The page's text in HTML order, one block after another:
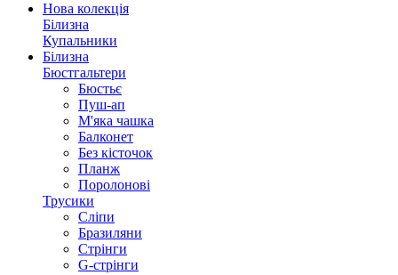
Нова колекція
Білизна
Купальники
Білизна
Бюстгальтери
Бюстьє
Пуш-ап
М'яка чашка
Балконет
Без кісточок
Планж
Поролонові
Трусики
Сліпи
Бразиляни
Стрінги
G-стрінги